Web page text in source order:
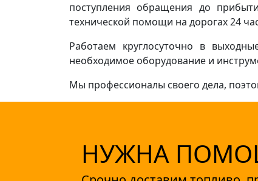
поступления обращения до
технической помощи на дорогах 24
Работаем круглосуточно в
необходимое оборудование и
Мы профессионалы своего дела,
НУЖНА